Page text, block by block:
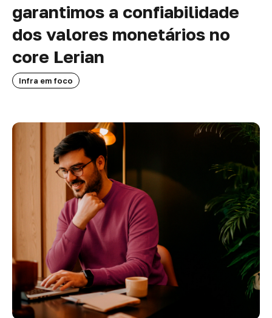
garantimos a confiabilidade
dos valores monetários no
core Lerian
Infra em foco